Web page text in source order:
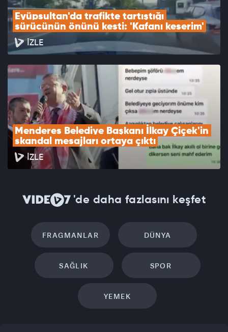
Eyüpsultan'da trafikte tartıştığı
sürücünün önünü kesti: 'Kafanı keserim'
İZLE
Menderes Belediye Başkanı İlkay Çiçek'in
skandal mesajları ortaya çıktı
İZLE
'de daha fazlasını keşfet
FRAGMANLAR DÜNYA
SAĞLIK SPOR
YEMEK